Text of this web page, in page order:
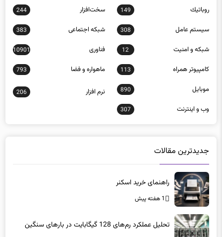
روباتيك 149 سخت‌افزار 244
سيستم عامل 308 شبكه اجتماعی 383
شبكه و امنيت 12 فناوری 10901
كامپيوتر همراه 113 ماهواره و فضا 793
موبايل 890 نرم افزار 206
وب و اينترنت 307
جدیدترین مقالات
راهنمای خرید اسکنر
1 هفته پیش
تحلیل عملکرد رم‌های 128 گیگابایت در بارهای سنگین